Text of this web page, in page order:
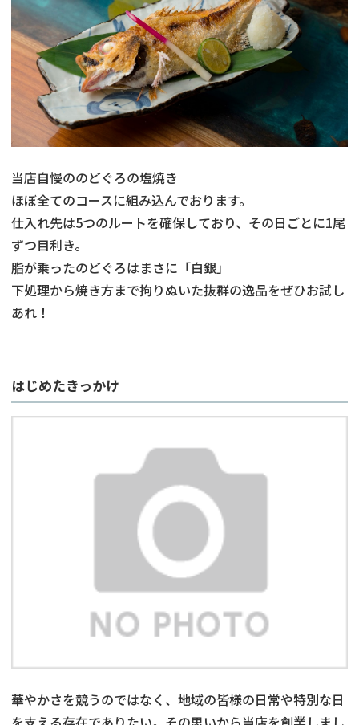
当店自慢ののどぐろの塩焼き
ほぼ全てのコースに組み込んでおります。
仕入れ先は5つのルートを確保しており、その日ごとに1尾
ずつ目利き。
脂が乗ったのどぐろはまさに「白銀」
下処理から焼き方まで拘りぬいた抜群の逸品をぜひお試し
あれ！
はじめたきっかけ
華やかさを競うのではなく、地域の皆様の日常や特別な日